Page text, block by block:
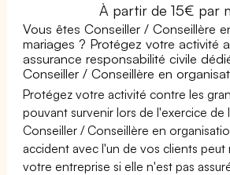
À partir de 15€ par
Vous êtes Conseiller / Conseillère
mariages ? Protégez votre activité
assurance responsabilité civile
Conseiller / Conseillère en
Protégez votre activité contre les
pouvant survenir lors de l'exercice de
Conseiller / Conseillère en
accident avec l'un de vos clients peut
votre entreprise si elle n'est pas